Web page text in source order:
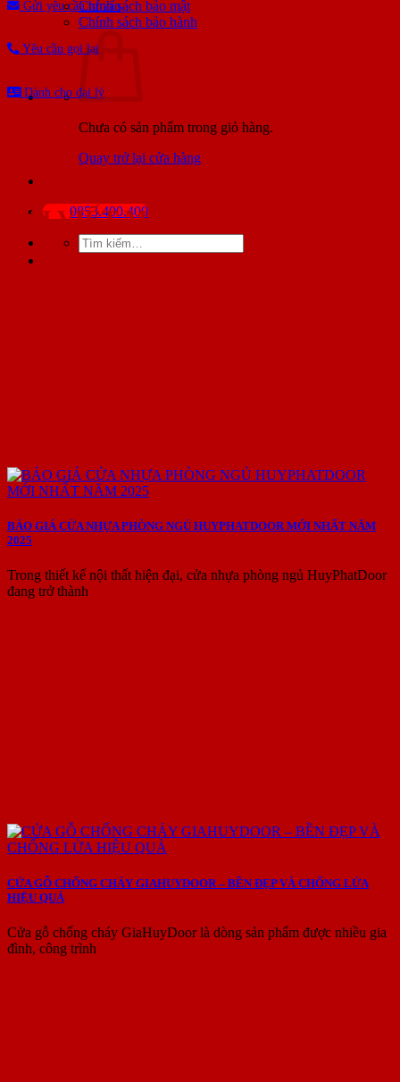
Chính sách bảo mật
Chính sách bảo hành
Chưa có sản phẩm trong giỏ hàng.
Quay trở lại cửa hàng
0853.400.400
Tìm
kiếm:
Gửi yêu cầu tư vấn
Yêu cầu gọi lại
Dành cho đại lý
BÀI VIẾT MỚI NHẤT
BÁO GIÁ CỬA NHỰA PHÒNG NGỦ HUYPHATDOOR MỚI NHẤT NĂM
2025
Trong thiết kế nội thất hiện đại, cửa nhựa phòng ngủ HuyPhatDoor
đang trở thành
CỬA GỖ CHỐNG CHÁY GIAHUYDOOR – BỀN ĐẸP VÀ CHỐNG LỬA
HIỆU QUẢ
Cửa gỗ chống cháy GiaHuyDoor là dòng sản phẩm được nhiều gia
đình, công trình